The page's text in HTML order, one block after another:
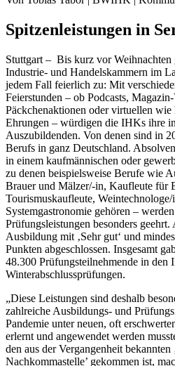
Spitzenleistungen in
Stuttgart – Bis kurz vor
Industrie- und Handelskammern im
jedem Fall feierlich zu: Mit
Feierstunden – ob Podcasts,
Päckchenaktionen oder virtuellen wie
Ehrungen – würdigen die IHKs ihre
Auszubildenden. Von denen sind in
Berufs in ganz Deutschland.
in einem kaufmännischen oder
zu denen beispielsweise Berufe wie
Brauer und Mälzer/-in, Kaufleute für
Tourismuskaufleute,
Systemgastronomie gehören –
Prüfungsleistungen besonders
Ausbildung mit ‚Sehr gut‘ und
Punkten abgeschlossen. Insgesamt
48.300 Prüfungsteilnehmende in den
Winterabschlussprüfungen.
„Diese Leistungen sind deshalb
zahlreiche Ausbildungs- und
Pandemie unter neuen, oft
erlernt und angewendet werden
den aus der Vergangenheit
Nachkommastelle’ gekommen ist,